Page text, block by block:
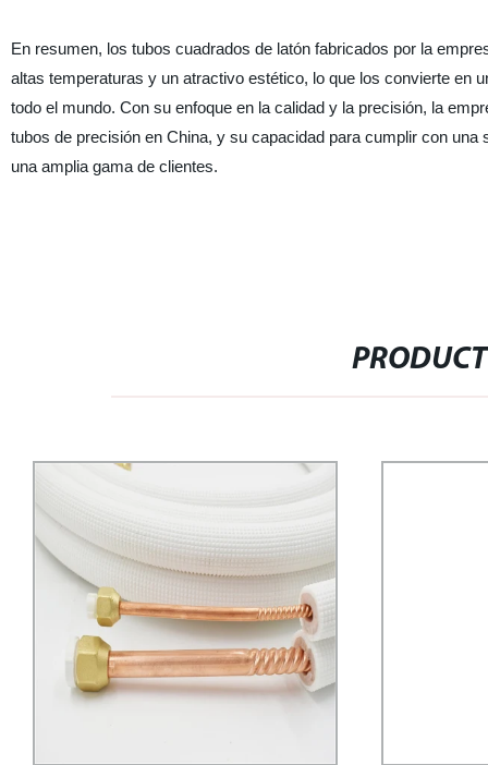
En resumen, los tubos cuadrados de latón fabricados por la
altas temperaturas y un atractivo estético, lo que los convierte en
todo el mundo. Con su enfoque en la calidad y la precisión, la
tubos de precisión en China, y su capacidad para cumplir con
una amplia gama de clientes.